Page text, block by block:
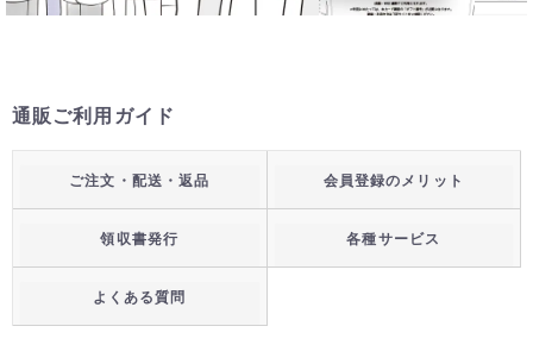
通販ご利用ガイド
ご注文・配送・返品 会員登録のメリット
領収書発行 各種サービス
よくある質問